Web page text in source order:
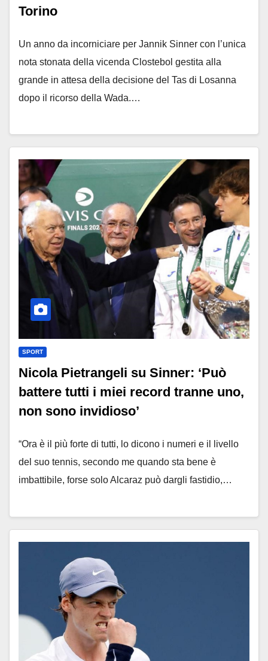
Torino
Un anno da incorniciare per Jannik Sinner con l’unica
nota stonata della vicenda Clostebol gestita alla
grande in attesa della decisione del Tas di Losanna
dopo il ricorso della Wada.…
SPORT
Nicola Pietrangeli su Sinner: ‘Può
battere tutti i miei record tranne uno,
non sono invidioso’
“Ora è il più forte di tutti, lo dicono i numeri e il livello
del suo tennis, secondo me quando sta bene è
imbattibile, forse solo Alcaraz può dargli fastidio,…